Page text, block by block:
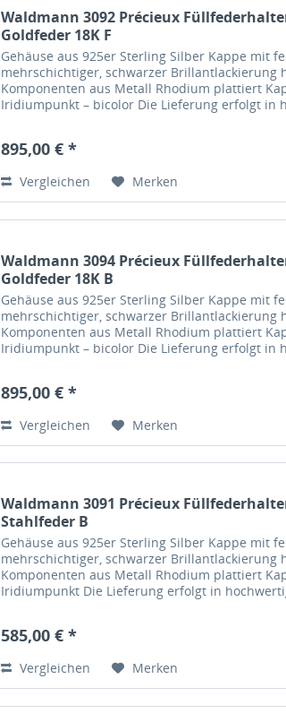
Waldmann 3092 Précieux
Goldfeder 18K F
Gehäuse aus 925er Sterling Silber Kappe mit
mehrschichtiger, schwarzer
Komponenten aus Metall Rhodium plattiert
Iridiumpunkt – bicolor Die Lieferung erfolgt in
895,00 € *
Vergleichen Merken
Waldmann 3094 Précieux
Goldfeder 18K B
Gehäuse aus 925er Sterling Silber Kappe mit
mehrschichtiger, schwarzer
Komponenten aus Metall Rhodium plattiert
Iridiumpunkt – bicolor Die Lieferung erfolgt in
895,00 € *
Vergleichen Merken
Waldmann 3091 Précieux
Stahlfeder B
Gehäuse aus 925er Sterling Silber Kappe mit
mehrschichtiger, schwarzer
Komponenten aus Metall Rhodium plattiert
Iridiumpunkt Die Lieferung erfolgt in
585,00 € *
Vergleichen Merken